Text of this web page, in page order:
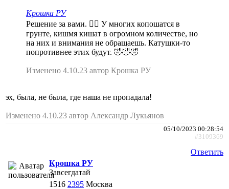
Крошка РУ
Решение за вами. 🤷‍♀️ У многих копошатся в
грунте, кишмя кишат в огромном количестве, но
на них и внимания не обращаешь. Катушки-то
попротивнее этих будут. 🤣🤣🤣
Изменено 4.10.23 автор Крошка РУ
эх, была, не была, где наша не пропадала!
Изменено 4.10.23 автор Александр Лукьянов
05/10/2023 00:28:54
#3109369
Ответить
Крошка РУ
Завсегдатай
1516 2395 Москва